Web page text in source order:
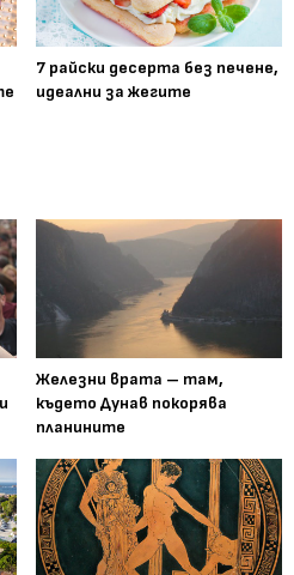
7 райски десерта без печене,
идеални за жегите
Железни врата – там,
където Дунав покорява
планините